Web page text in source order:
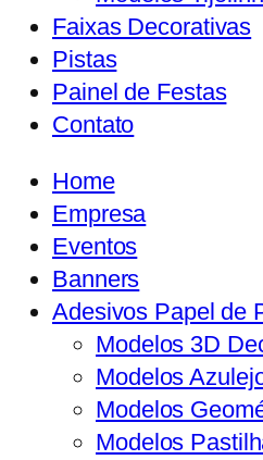
Faixas Decorativas
Pistas
Painel de Festas
Contato
Home
Empresa
Eventos
Banners
Adesivos Papel de
Modelos 3D
Modelos
Modelos
Modelos